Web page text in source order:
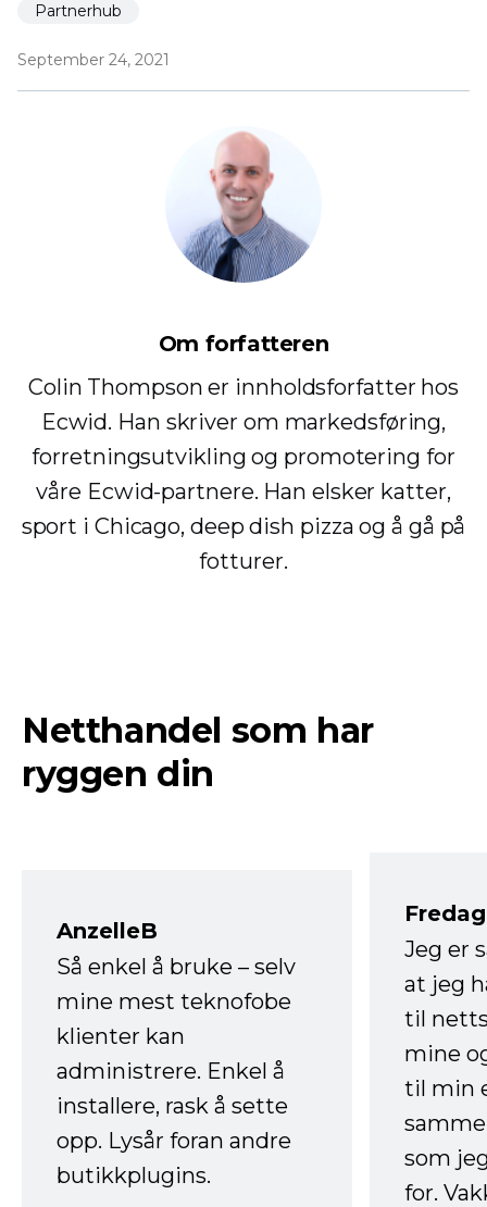
Partnerhub
September 24, 2021
Om forfatteren
Colin Thompson er innholdsforfatter hos
Ecwid. Han skriver om markedsføring,
forretningsutvikling og promotering for
våre Ecwid-partnere. Han elsker katter,
sport i Chicago, deep dish pizza og å gå på
fotturer.
Netthandel som har
ryggen din
AnzelleB
Så enkel å bruke – selv
mine mest teknofobe
klienter kan
administrere. Enkel å
installere, rask å sette
opp. Lysår foran andre
butikkplugins.
Jeg er
at jeg
til
mine
til min
som
for.